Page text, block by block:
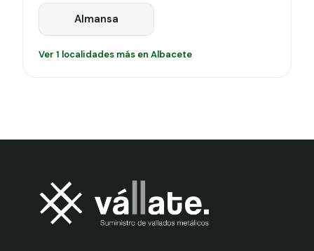
Almansa
Ver 1 localidades más en Albacete